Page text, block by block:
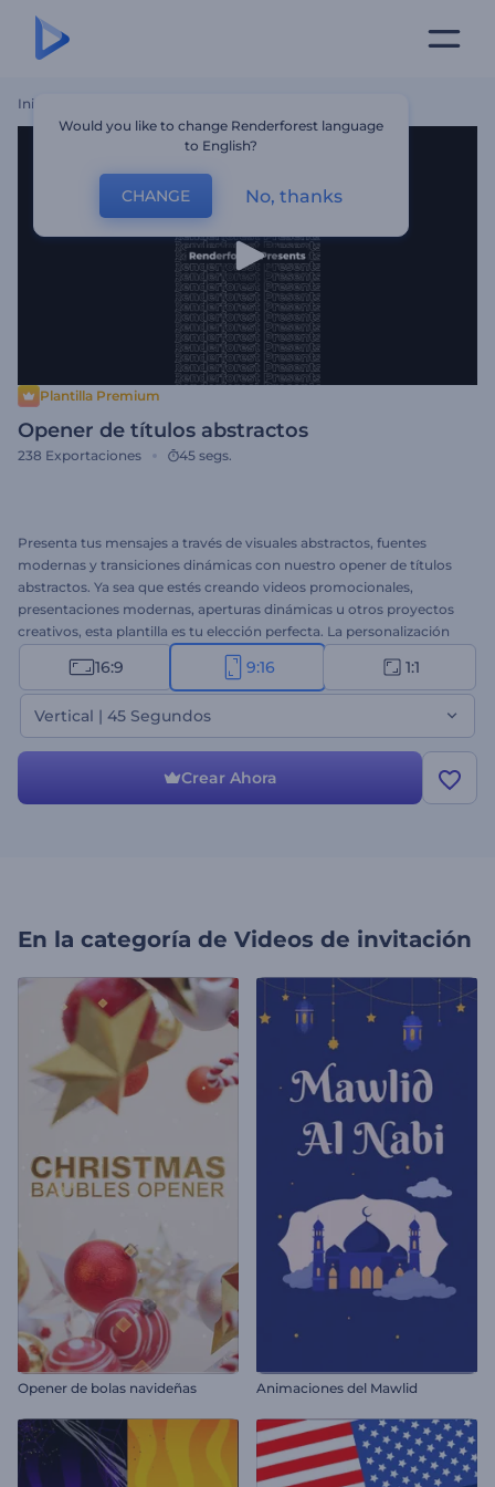
Inicio
Plantilla Premium
Opener de títulos abstractos
238 Exportaciones 45 segs.
Presenta tus mensajes a través de visuales abstractos, fuentes
modernas y transiciones dinámicas con nuestro opener de títulos
abstractos. Ya sea que estés creando videos promocionales,
presentaciones modernas, aperturas dinámicas u otros proyectos
creativos, esta plantilla es tu elección perfecta. La personalización
es cuestión de minutos: sube tus archivos multimedia, escribe tu
texto, inserta tu logotipo y anima tu video con una pista musical
animada o tu voz en off. ¡Prueba ahora y cautiva a tu audiencia con
títulos abstractos!
16:9 9:16 1:1
Vertical | 45 Segundos
Crear Ahora
En la categoría de Videos de invitación
Opener de bolas navideñas Animaciones del Mawlid
Would you like to change Renderforest language
to English?
CHANGE No, thanks